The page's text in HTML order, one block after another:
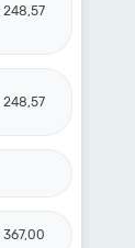
248,57
248,57
367,00